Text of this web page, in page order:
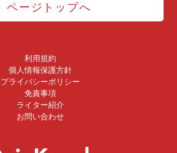
ページトップへ
利用規約
個人情報保護方針
プライバシーポリシー
免責事項
ライター紹介
お問い合わせ